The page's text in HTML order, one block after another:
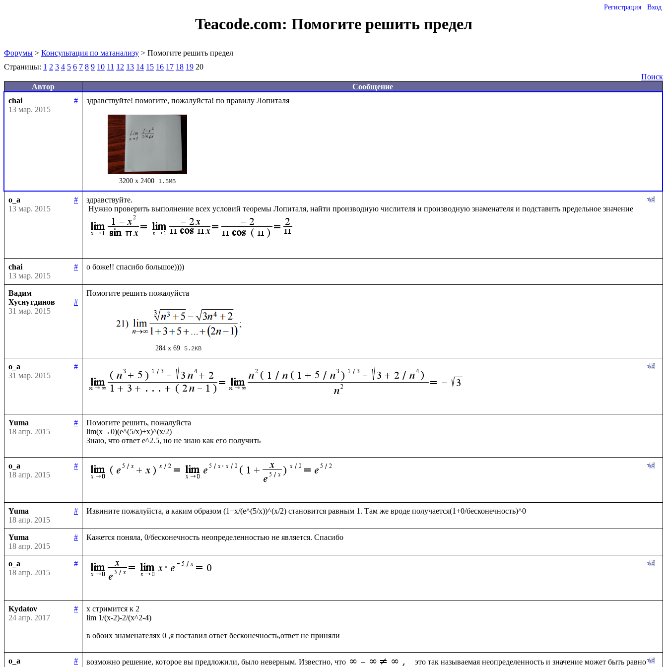
Регистрация Вход
Teacode.com: Помогите решить предел
Форумы > Консультация по матанализу > Помогите решить предел
Страницы: 1 2 3 4 5 6 7 8 9 10 11 12 13 14 15 16 17 18 19 20
Поиск
Автор
Сообщение
chai
#
13 мар. 2015
3200 x 2400 1.5MB
o_a
#
13 мар. 2015
здравствуйте.
Нужно проверить выполнение всех условий теоремы Лопиталя, найти производную числителя и производную знаменателя и подставить предельное значение
chai
#
13 мар. 2015
Вадим
Хуснутдинов
#
31 мар. 2015
284 x 69 5.2KB
o_a
#
31 мар. 2015
Yuma
#
18 апр. 2015
Помогите решить, пожалуйста
lim(x→0)(e^(5/x)+x)^(x/2)
o_a
#
18 апр. 2015
Yuma
#
18 апр. 2015
Yuma
#
18 апр. 2015
o_a
#
18 апр. 2015
Kydatov
#
24 апр. 2017
x стримится к 2
lim 1/(x-2)-2/(x^2-4)
o_a
#
возможно решение, которое вы предложили, было неверным. Известно, что это так называемая неопределенность и значение может быть равно